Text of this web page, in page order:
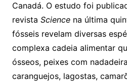
Canadá. O estudo foi
revista Science na última
fósseis revelam diversas
complexa cadeia alimentar
ósseos, peixes com
caranguejos, lagostas,